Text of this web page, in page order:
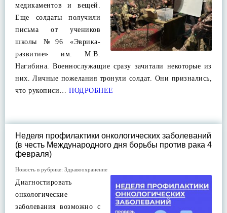
медикаментов и вещей.
Еще солдаты получили
письма от учеников
школы №96 «Эврика-
развитие» им. М.В.
Нагибина. Военнослужащие сразу зачитали некоторые из
них. Личные пожелания тронули солдат. Они признались,
что рукописи… ПОДРОБНЕЕ
Неделя профилактики онкологических заболеваний
(в честь Международного дня борьбы против рака 4
февраля)
Новость в рубрике: Здравоохранение
Диагностировать
онкологические
заболевания возможно с